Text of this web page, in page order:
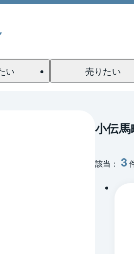
い 売りたい
小伝馬
該当： 3